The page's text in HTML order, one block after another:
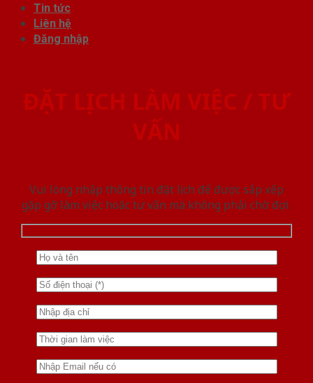
Tin tức
Liên hệ
Đăng nhập
ĐẶT LỊCH LÀM VIỆC / TƯ
VẤN
Vui lòng nhập thông tin đặt lịch để được sắp xếp
gặp gỡ làm việc hoăc tư vấn mà không phải chờ đợi.